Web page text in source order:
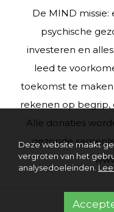
De MIND missie:
psychische
investeren en
leed te
toekomst te
rekenen op begrip,
Alle donaties
gezonde
Deze website maakt
vergroten van het
analysedoeleinden.